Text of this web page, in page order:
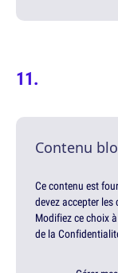
Contenu
Ce contenu est
devez accepter
Modifiez ce choix
de la